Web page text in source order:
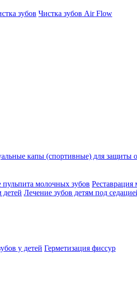
зубов Чистка зубов Air Flow
капы (спортивные) для защиты
пульпита молочных зубов Реставрация
детей Лечение зубов детям под
у детей Герметизация фиссур